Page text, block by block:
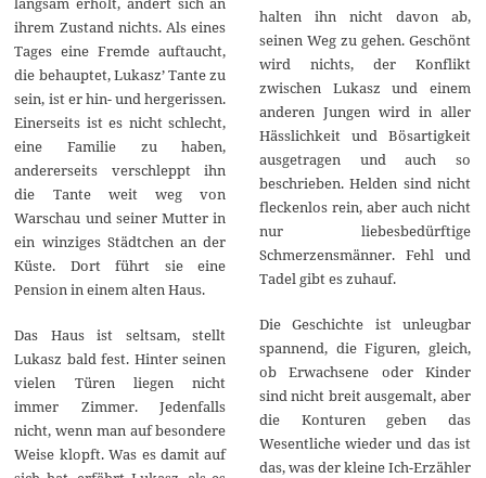
ihrem Zustand nichts. Als eines
Tages eine Fremde auftaucht,
die behauptet, Lukasz’ Tante zu
sein, ist er hin- und hergerissen.
Einerseits ist es nicht schlecht,
eine Familie zu haben,
andererseits verschleppt ihn
die Tante weit weg von
Warschau und seiner Mutter in
ein winziges Städtchen an der
Küste. Dort führt sie eine
Pension in einem alten Haus.
Das Haus ist seltsam, stellt
Lukasz bald fest. Hinter seinen
vielen Türen liegen nicht
immer Zimmer. Jedenfalls
nicht, wenn man auf besondere
Weise klopft. Was es damit auf
halten ihn nicht davon ab,
seinen Weg zu gehen. Geschönt
wird nichts, der Konflikt
zwischen Lukasz und einem
anderen Jungen wird in aller
Hässlichkeit und Bösartigkeit
ausgetragen und auch so
beschrieben. Helden sind nicht
fleckenlos rein, aber auch nicht
nur liebesbedürftige
Schmerzensmänner. Fehl und
Tadel gibt es zuhauf.
Die Geschichte ist unleugbar
spannend, die Figuren, gleich,
ob Erwachsene oder Kinder
sind nicht breit ausgemalt, aber
die Konturen geben das
Wesentliche wieder und das ist
das, was der kleine Ich-Erzähler